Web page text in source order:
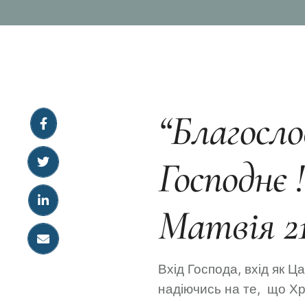
Матвія
Вхід Господа, вхід як
надіючись на те, що